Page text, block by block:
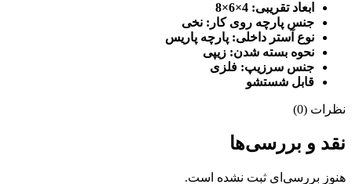
ابعاد تقریبی: 4×6×8
جنس پارچه روی کار: نخی
نوع آستر داخلی: پارچه پاریس
نحوه بسته شدن: زیپی
جنس سرزیپ: فلزی
قابل شستشو
نظرات (0)
نقد و بررسی‌ها
هنوز بررسی‌ای ثبت نشده است.